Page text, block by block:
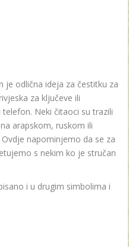
je odlična ideja za čestitku za
za ključeve ili
Neki čitaoci su trazili
arapskom, ruskom ili
napominjemo da se za
s nekim ko je stručan
i u drugim simbolima i